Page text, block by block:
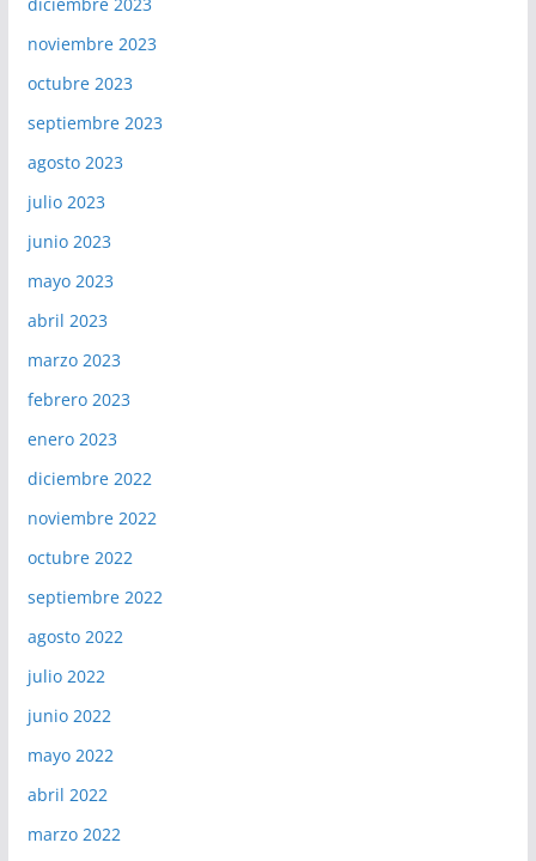
noviembre 2023
octubre 2023
septiembre 2023
agosto 2023
julio 2023
junio 2023
mayo 2023
abril 2023
marzo 2023
febrero 2023
enero 2023
diciembre 2022
noviembre 2022
octubre 2022
septiembre 2022
agosto 2022
julio 2022
junio 2022
mayo 2022
abril 2022
marzo 2022